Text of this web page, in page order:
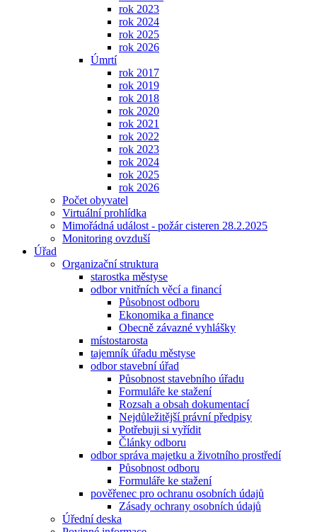
rok 2023
rok 2024
rok 2025
rok 2026
Úmrtí
rok 2017
rok 2019
rok 2018
rok 2020
rok 2021
rok 2022
rok 2023
rok 2024
rok 2025
rok 2026
Počet obyvatel
Virtuální prohlídka
Mimořádná událost - požár cisteren 28.2.2025
Monitoring ovzduší
Úřad
Organizační struktura
starostka městyse
odbor vnitřních věcí a financí
Působnost odboru
Ekonomika a finance
Obecně závazné vyhlášky
místostarosta
tajemník úřadu městyse
odbor stavební úřad
Působnost stavebního úřadu
Formuláře ke stažení
Rozsah a obsah dokumentací
Nejdůležitější právní předpisy
Potřebuji si vyřídit
Články odboru
odbor správa majetku a životního prostředí
Působnost odboru
Formuláře ke stažení
pověřenec pro ochranu osobních údajů
Zásady ochrany osobních údajů
Úřední deska